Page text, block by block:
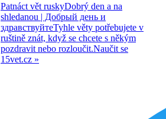
Patnáct vět ruskyDobrý den a na
shledanou | Добрый день и
здравствуйтеTyhle věty potřebujete v
ruštině znát, když se chcete s někým
pozdravit nebo rozloučit.Naučit se
15vet.cz »